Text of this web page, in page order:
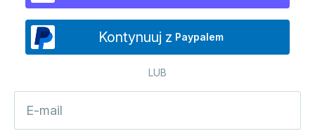
Kontynuuj z Paypalem
LUB